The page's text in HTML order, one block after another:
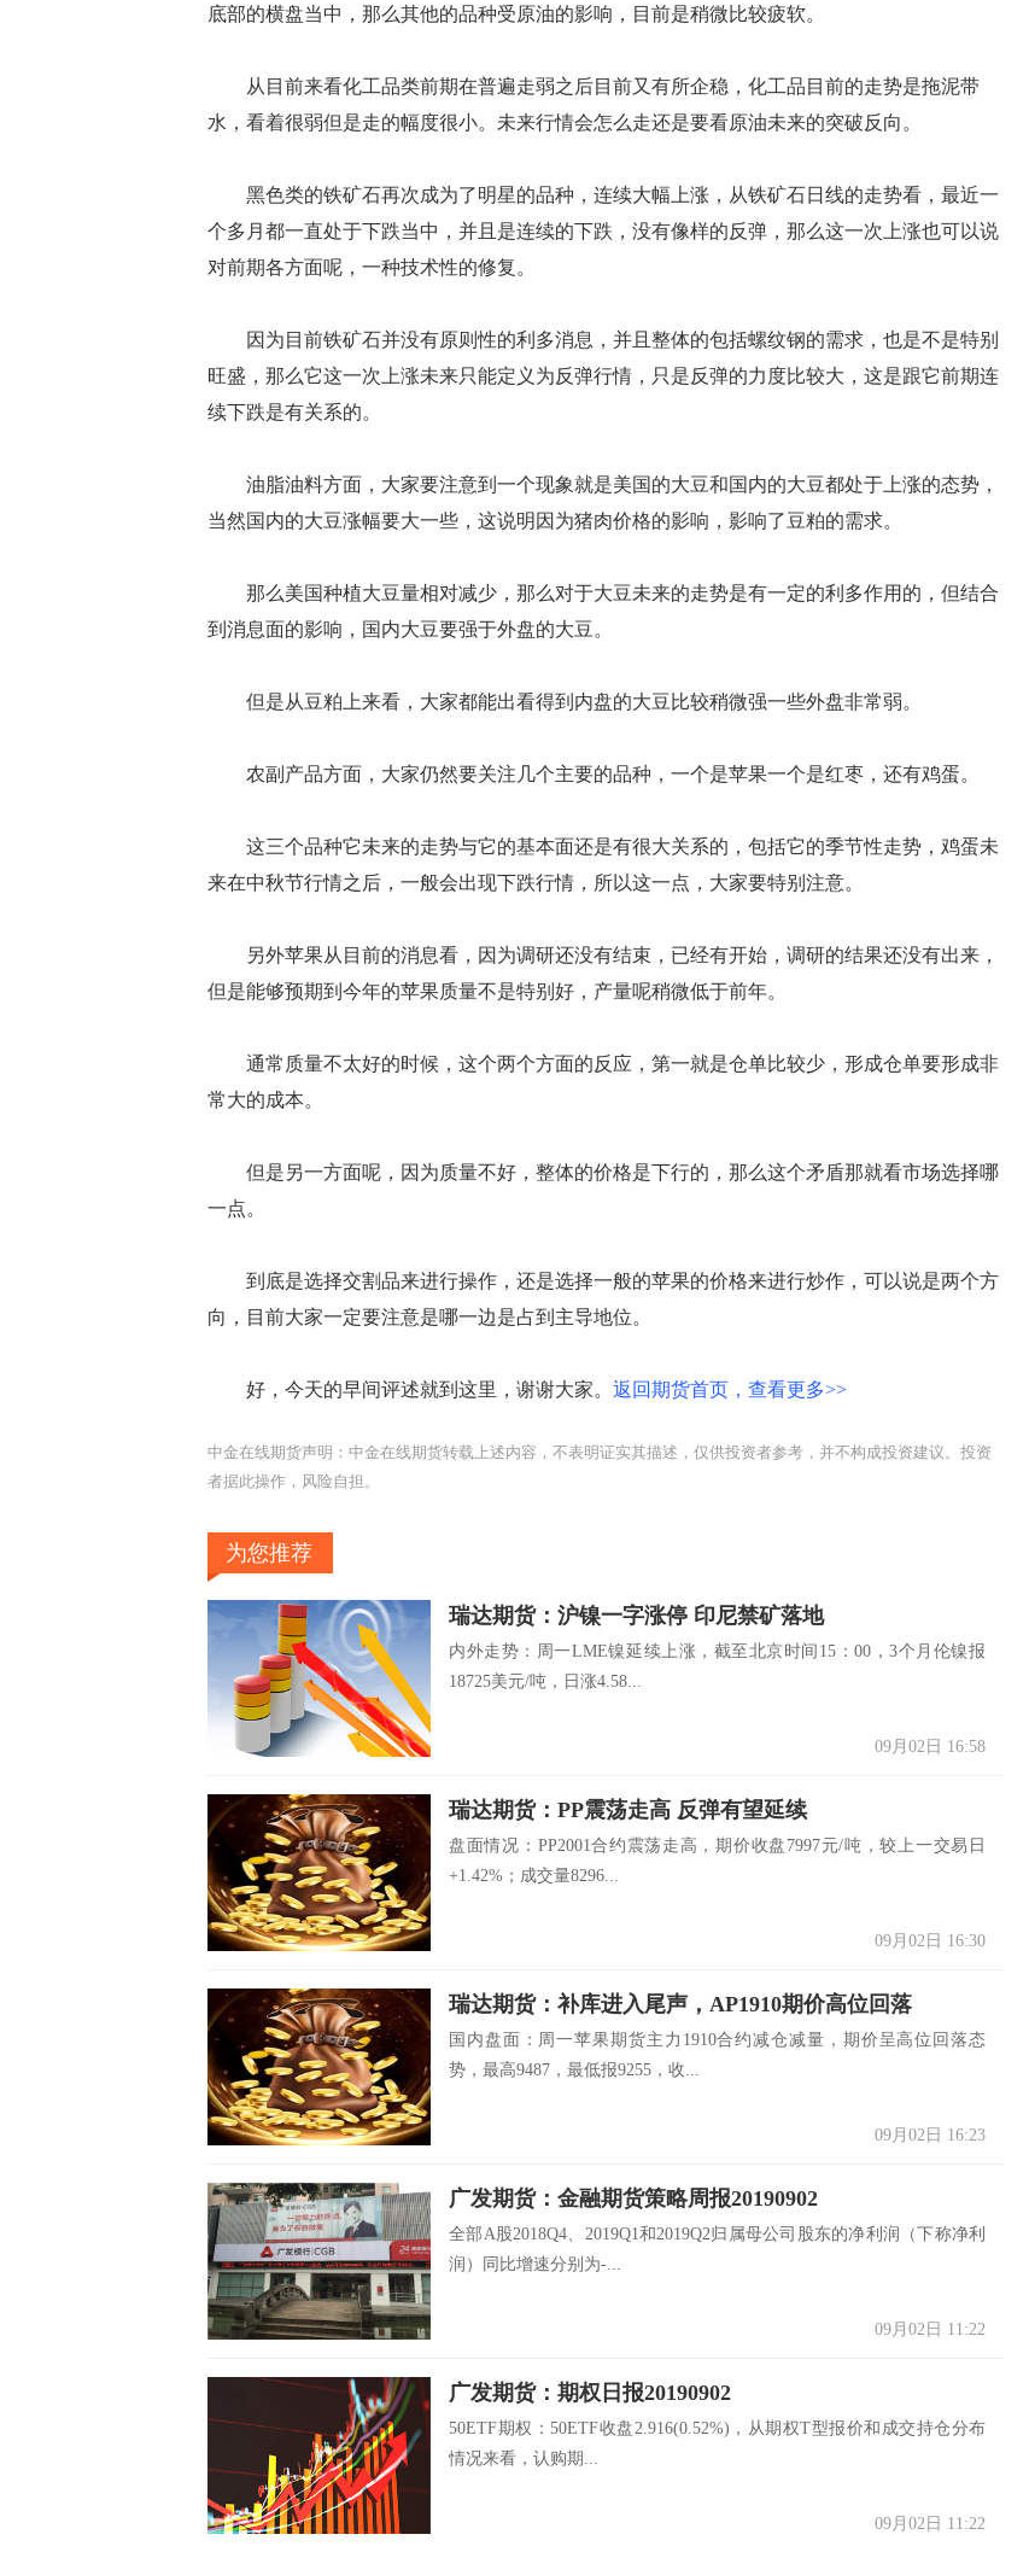
底部的横盘当中，那么其他的品种受原油的影响，目前是稍微比较疲软。
从目前来看化工品类前期在普遍走弱之后目前又有所企稳，化工品目前的走势是拖泥带
水，看着很弱但是走的幅度很小。未来行情会怎么走还是要看原油未来的突破反向。
黑色类的铁矿石再次成为了明星的品种，连续大幅上涨，从铁矿石日线的走势看，最近一
个多月都一直处于下跌当中，并且是连续的下跌，没有像样的反弹，那么这一次上涨也可以说
对前期各方面呢，一种技术性的修复。
因为目前铁矿石并没有原则性的利多消息，并且整体的包括螺纹钢的需求，也是不是特别
旺盛，那么它这一次上涨未来只能定义为反弹行情，只是反弹的力度比较大，这是跟它前期连
续下跌是有关系的。
油脂油料方面，大家要注意到一个现象就是美国的大豆和国内的大豆都处于上涨的态势，
当然国内的大豆涨幅要大一些，这说明因为猪肉价格的影响，影响了豆粕的需求。
那么美国种植大豆量相对减少，那么对于大豆未来的走势是有一定的利多作用的，但结合
到消息面的影响，国内大豆要强于外盘的大豆。
但是从豆粕上来看，大家都能出看得到内盘的大豆比较稍微强一些外盘非常弱。
农副产品方面，大家仍然要关注几个主要的品种，一个是苹果一个是红枣，还有鸡蛋。
这三个品种它未来的走势与它的基本面还是有很大关系的，包括它的季节性走势，鸡蛋未
来在中秋节行情之后，一般会出现下跌行情，所以这一点，大家要特别注意。
另外苹果从目前的消息看，因为调研还没有结束，已经有开始，调研的结果还没有出来，
但是能够预期到今年的苹果质量不是特别好，产量呢稍微低于前年。
通常质量不太好的时候，这个两个方面的反应，第一就是仓单比较少，形成仓单要形成非
常大的成本。
但是另一方面呢，因为质量不好，整体的价格是下行的，那么这个矛盾那就看市场选择哪
一点。
到底是选择交割品来进行操作，还是选择一般的苹果的价格来进行炒作，可以说是两个方
向，目前大家一定要注意是哪一边是占到主导地位。
好，今天的早间评述就到这里，谢谢大家。 返回期货首页，查看更多>>
中金在线期货声明：中金在线期货转载上述内容，不表明证实其描述，仅供投资者参考，并不构成投资建议。投资
者据此操作，风险自担。
为您推荐
瑞达期货：沪镍一字涨停 印尼禁矿落地
内外走势：周一LME镍延续上涨，截至北京时间15：00，3个月伦镍报
18725美元/吨，日涨4.58...
09月02日 16:58
瑞达期货：PP震荡走高 反弹有望延续
盘面情况：PP2001合约震荡走高，期价收盘7997元/吨，较上一交易日
+1.42%；成交量8296...
09月02日 16:30
瑞达期货：补库进入尾声，AP1910期价高位回落
国内盘面：周一苹果期货主力1910合约减仓减量，期价呈高位回落态
势，最高9487，最低报9255，收...
09月02日 16:23
广发期货：金融期货策略周报20190902
全部A股2018Q4、2019Q1和2019Q2归属母公司股东的净利润（下称净利
润）同比增速分别为-...
09月02日 11:22
广发期货：期权日报20190902
50ETF期权：50ETF收盘2.916(0.52%)，从期权T型报价和成交持仓分布
情况来看，认购期...
09月02日 11:22